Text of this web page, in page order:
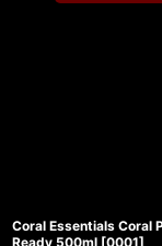
Coral Essentials Coral
Ready 500ml [0001]